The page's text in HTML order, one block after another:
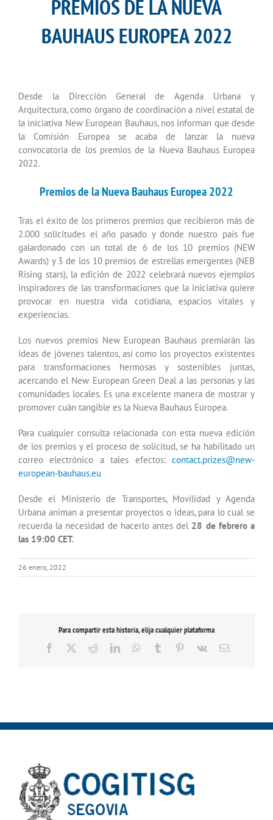
PREMIOS DE LA NUEVA
BAUHAUS EUROPEA 2022
Desde la Dirección General de Agenda Urbana y
Arquitectura, como órgano de coordinación a nivel estatal de
la iniciativa New European Bauhaus, nos informan que desde
la Comisión Europea se acaba de lanzar la nueva
convocatoria de los premios de la Nueva Bauhaus Europea
2022.
Premios de la Nueva Bauhaus Europea 2022
Tras el éxito de los primeros premios que recibieron más de
2.000 solicitudes el año pasado y donde nuestro país fue
galardonado con un total de 6 de los 10 premios (NEW
Awards) y 3 de los 10 premios de estrellas emergentes (NEB
Rising stars), la edición de 2022 celebrará nuevos ejemplos
inspiradores de las transformaciones que la iniciativa quiere
provocar en nuestra vida cotidiana, espacios vitales y
experiencias.
Los nuevos premios New European Bauhaus premiarán las
ideas de jóvenes talentos, así como los proyectos existentes
para transformaciones hermosas y sostenibles juntas,
acercando el New European Green Deal a las personas y las
comunidades locales. Es una excelente manera de mostrar y
promover cuán tangible es la Nueva Bauhaus Europea.
Para cualquier consulta relacionada con esta nueva edición
de los premios y el proceso de solicitud, se ha habilitado un
correo electrónico a tales efectos: contact.prizes@new-
european-bauhaus.eu
Desde el Ministerio de Transportes, Movilidad y Agenda
Urbana animan a presentar proyectos o ideas, para lo cual se
recuerda la necesidad de hacerlo antes del 28 de febrero a
las 19:00 CET.
26 enero, 2022
Para compartir esta historia, elija cualquier plataforma
Facebook RedditLinkedInWhatsApp
Tumblr Pinterest
Vk
Correo